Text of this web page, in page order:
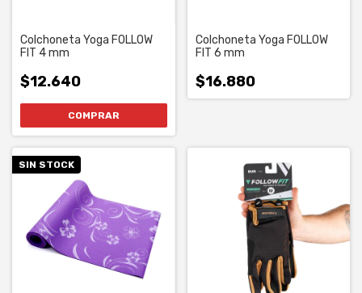
Colchoneta Yoga FOLLOW
FIT 4 mm
$12.640
Colchoneta Yoga FOLLOW
FIT 6 mm
$16.880
SIN STOCK